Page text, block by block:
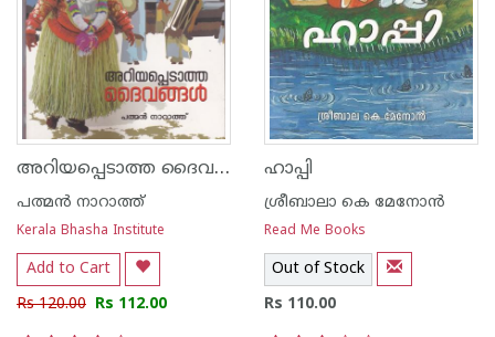
അറിയപ്പെടാത്ത ദൈവങ്ങള്‍
പത്മന്‍ നാറാത്ത്
Kerala Bhasha Institute
Add to Cart
Rs 120.00 Rs 112.00
ഹാപ്പി
ശ്രീബാലാ കെ മേനോന്‍
Read Me Books
Out of Stock
Rs 110.00